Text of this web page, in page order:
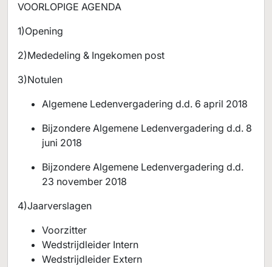
VOORLOPIGE AGENDA
1)Opening
2)Mededeling & Ingekomen post
3)Notulen
Algemene Ledenvergadering d.d. 6 april 2018
Bijzondere Algemene Ledenvergadering d.d. 8
juni 2018
Bijzondere Algemene Ledenvergadering d.d.
23 november 2018
4)Jaarverslagen
Voorzitter
Wedstrijdleider Intern
Wedstrijdleider Extern